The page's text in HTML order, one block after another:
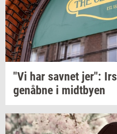
"Vi har sav­net jer":
genåb­ne i midt­by­en